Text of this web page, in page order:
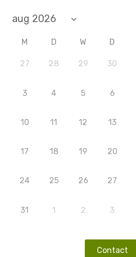
M D W D
27 28 29 30
3 4 5 6
10 11 12 13
17 18 19 20
24 25 26 27
31 1 2 3
Contact